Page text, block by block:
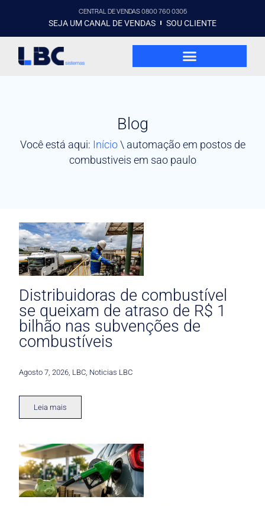
CENTRAL DE VENDAS 0800 760 0305
SEJA UM CANAL DE VENDAS SOU CLIENTE
Blog
Você está aqui: Início\ automação em postos de
combustiveis em sao paulo
Distribuidoras de combustível
se queixam de atraso de R$ 1
bilhão nas subvenções de
combustíveis
Agosto 7, 2026 LBC Noticias LBC
Leia mais